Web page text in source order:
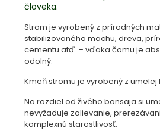
človeka.
Strom je vyrobený z prírodných
stabilizovaného machu, dreva,
cementu atď. – vďaka čomu je
odolný.
Kmeň stromu je vyrobený z umelej
Na rozdiel od živého bonsaja si
nevyžaduje zalievanie,
komplexnú starostlivosť.